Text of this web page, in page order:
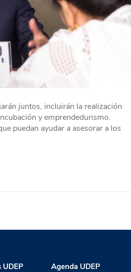
juntos, incluirán la realización
y emprendedurismo.
puedan ayudar a asesorar a los
UDEP Agenda UDEP